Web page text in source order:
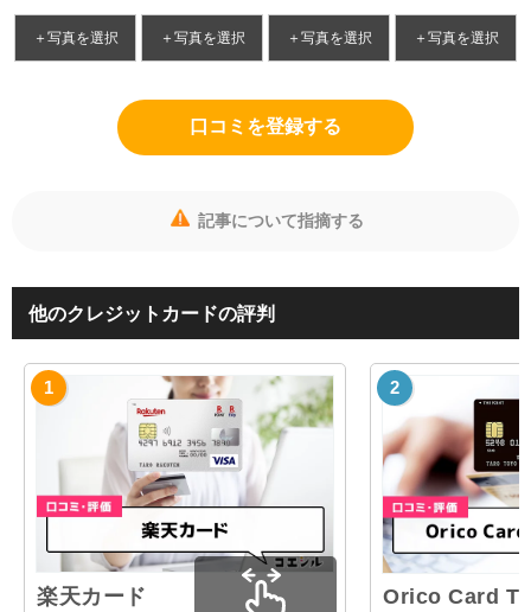
＋写真を選択 ＋写真を選択 ＋写真を選択 ＋写真を選択
口コミを登録する
記事について指摘する
他のクレジットカードの評判
楽天カード Orico Card